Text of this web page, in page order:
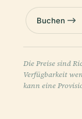
Buchen
Die Preise sind
Verfügbarkeit
kann eine